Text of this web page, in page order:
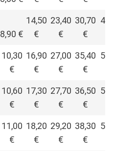
8,90 €
14,50
€
23,40
€
30,70
€
10,30
€
16,90
€
27,00
€
35,40
€
10,60
€
17,30
€
27,70
€
36,50
€
11,00
€
18,20
€
29,20
€
38,30
€